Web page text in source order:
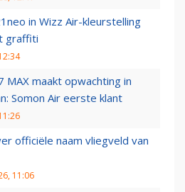
in Wizz Air-kleurstelling
graffiti
MAX maakt opwachting in
Somon Air eerste klant
officiële naam vliegveld van
11:06